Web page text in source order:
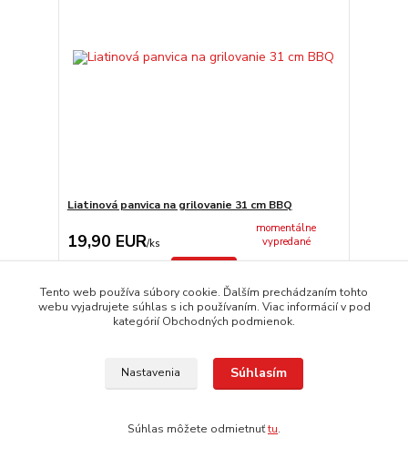
Liatinová panvica na grilovanie 31 cm BBQ
19,90 EUR/ks
momentálne
vypredané
Tento web používa súbory cookie. Ďalším prechádzaním tohto
webu vyjadrujete súhlas s ich používaním. Viac informácií v pod
kategórií Obchodných podmienok.
Nastavenia Súhlasím
Súhlas môžete odmietnuťtu.